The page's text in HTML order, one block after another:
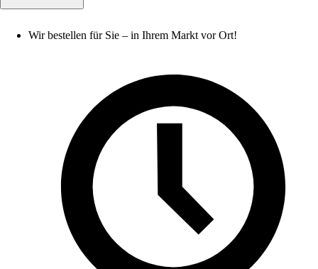
Wir bestellen für Sie – in Ihrem Markt vor Ort!